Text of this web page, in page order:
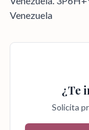
Venezuela
¿Te
Solicita